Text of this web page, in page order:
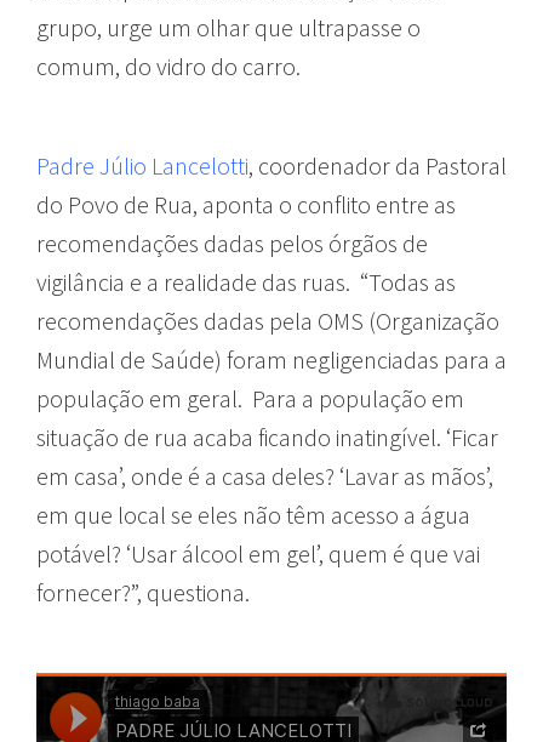
grupo, urge um olhar que ultrapasse o
comum, do vidro do carro.
Padre Júlio Lancelotti, coordenador da Pastoral
do Povo de Rua, aponta o conflito entre as
recomendações dadas pelos órgãos de
vigilância e a realidade das ruas. “Todas as
recomendações dadas pela OMS (Organização
Mundial de Saúde) foram negligenciadas para a
população em geral. Para a população em
situação de rua acaba ficando inatingível. ‘Ficar
em casa’, onde é a casa deles? ‘Lavar as mãos’,
em que local se eles não têm acesso a água
potável? ‘Usar álcool em gel’, quem é que vai
fornecer?”, questiona.